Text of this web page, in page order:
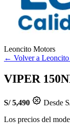
Leoncito Motors
← Volver a
VIPER
S/ 5,490
Desde
Los precios del